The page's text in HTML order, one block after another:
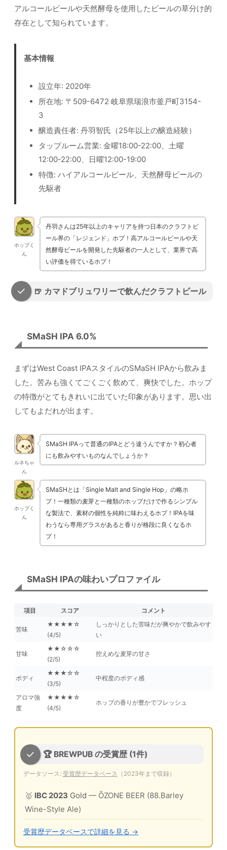
アルコールビールや天然酵母を使用したビールの草分け的
存在として知られています。
基本情報
設立年: 2020年
所在地: 〒509-6472 岐阜県瑞浪市釜戸町3154-
3
醸造責任者: 丹羽智氏（25年以上の醸造経験）
タップルーム営業: 金曜18:00-22:00、土曜
12:00-22:00、日曜12:00-19:00
特徴: ハイアルコールビール、天然酵母ビールの
先駆者
ホップく
ん
丹羽さんは25年以上のキャリアを持つ日本のクラフトビ
ール界の「レジェンド」ホプ！高アルコールビールや天
然酵母ビールを開発した先駆者の一人として、業界で高
い評価を得ているホプ！
🍺 カマドブリュワリーで飲んだクラフトビール
SMaSH IPA 6.0%
まずはWest Coast IPAスタイルのSMaSH IPAから飲みま
した。苦みも強くてごくごく飲めて、爽快でした。ホップ
の特徴がとてもきれいに出ていた印象があります。思い出
してもよだれが出ます。
ルネちゃ
ん
SMaSH IPAって普通のIPAとどう違うんですか？初心者
にも飲みやすいものなんでしょうか？
ホップく
ん
SMaSHとは「Single Malt and Single Hop」の略ホ
プ！一種類の麦芽と一種類のホップだけで作るシンプル
な製法で、素材の個性を純粋に味わえるホプ！IPAを味
わうなら専用グラスがあると香りが格段に良くなるホ
プ！
SMaSH IPAの味わいプロファイル
項目 スコア コメント
苦味
★★★★☆
(4/5)
しっかりとした苦味だが爽やかで飲みやす
い
甘味
★★☆☆☆
(2/5)
控えめな麦芽の甘さ
ボディ
★★★☆☆
(3/5)
中程度のボディ感
アロマ強
度
★★★★☆
(4/5)
ホップの香りが豊かでフレッシュ
🏆 BREWPUB の受賞歴 (1件)
データソース: 受賞歴データベース （2023年まで収録）
🥇 IBC 2023 Gold — ŌZONE BEER (88.Barley
Wine-Style Ale)
受賞歴データベースで詳細を見る →